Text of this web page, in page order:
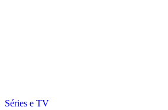
Séries e TV